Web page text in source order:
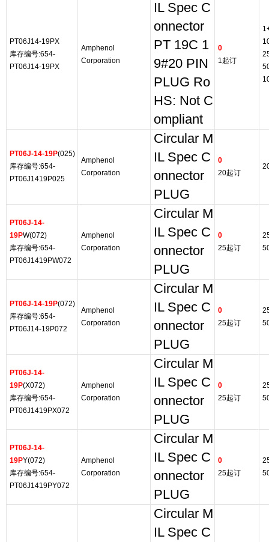
PT06J14-19PX
库存编号:654-
PT06J14-19PX
Amphenol
Corporation
IL Spec C
onnector
PT 19C 1
9#20 PIN
PLUG Ro
HS: Not C
ompliant
0
1起订
PT06J-14-19P(025)
库存编号:654-
PT06J1419P025
Amphenol
Corporation
Circular M
IL Spec C
onnector
PLUG
0
20起订
PT06J-14-
19PW(072)
库存编号:654-
PT06J1419PW072
Amphenol
Corporation
Circular M
IL Spec C
onnector
PLUG
0
25起订
PT06J-14-19P(072)
库存编号:654-
PT06J14-19P072
Amphenol
Corporation
Circular M
IL Spec C
onnector
PLUG
0
25起订
PT06J-14-
19P(X072)
库存编号:654-
PT06J1419PX072
Amphenol
Corporation
Circular M
IL Spec C
onnector
PLUG
0
25起订
PT06J-14-
19PY(072)
库存编号:654-
PT06J1419PY072
Amphenol
Corporation
Circular M
IL Spec C
onnector
PLUG
0
25起订
Circular M
IL Spec C